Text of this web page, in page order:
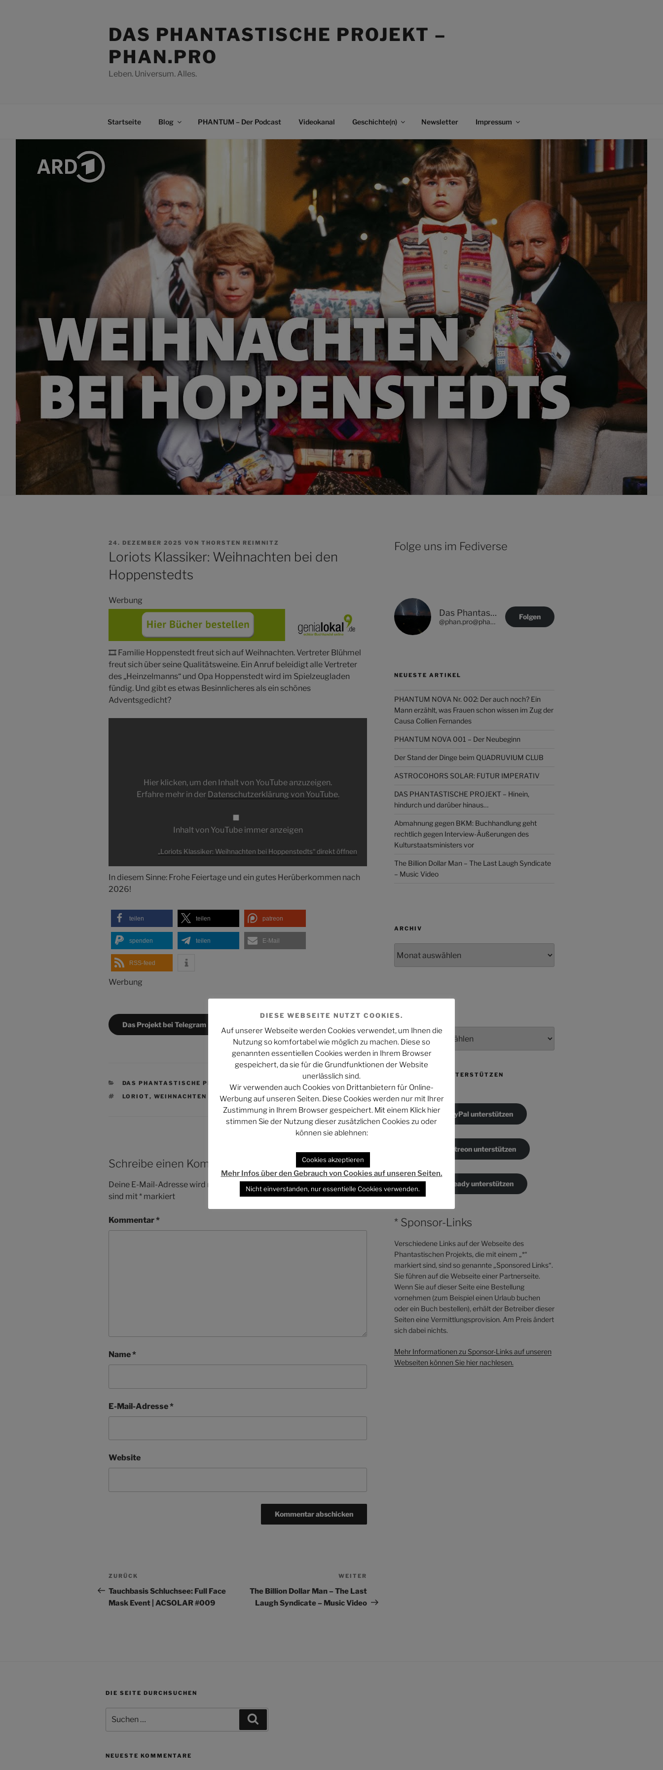
DAS PHANTASTISCHE PROJEKT –
PHAN.PRO
Leben. Universum. Alles.
Startseite Blog PHANTUM – Der Podcast Videokanal Geschichte(n) Newsletter Impressum
VERÖFFENTLICHT
AM
24. DEZEMBER 2025 VON THORSTEN REIMNITZ
Loriots Klassiker: Weihnachten bei den
Hoppenstedts
Werbung
🎞️ Familie Hoppenstedt freut sich auf Weihnachten. Vertreter Blühmel
freut sich über seine Qualitätsweine. Ein Anruf beleidigt alle Vertreter
des „Heinzelmanns“ und Opa Hoppenstedt wird im Spielzeugladen
fündig. Und gibt es etwas Besinnlicheres als ein schönes
Adventsgedicht?
YouTube
Hier klicken, um den Inhalt von YouTube anzuzeigen.
Erfahre mehr in der Datenschutzerklärung von YouTube.
Inhalt von YouTube immer anzeigen
„Loriots Klassiker: Weihnachten bei Hoppenstedts“ direkt öffnen
In diesem Sinne: Frohe Feiertage und ein gutes Herüberkommen nach
2026!
teilen teilen patreon
spenden teilen E-Mail
RSS-feed
Werbung
Das Projekt bei Telegram
KATEGORIEN
DAS PHANTASTISCHE PROJEKT
SCHLAGWÖRTER
LORIOT, WEIHNACHTEN
Schreibe einen Kommentar
Deine E-Mail-Adresse wird nicht veröffentlicht.Erforderliche Felder
sind mit* markiert
Kommentar*
Name*
E-Mail-Adresse*
Website
Beitragsnavigation
Vorheriger
Beitrag
ZURÜCK
Tauchbasis Schluchsee: Full Face
Mask Event | ACSOLAR #009
Beitrag
WEITER
The Billion Dollar Man – The Last
Laugh Syndicate – Music Video
Folge uns im Fediverse
Das Phantastische Projekt - PHAN.PRO
@phan.pro@phan.pro
Folgen
NEUESTE ARTIKEL
PHANTUM NOVA Nr. 002: Der auch noch? Ein
Mann erzählt, was Frauen schon wissen im Zug der
Causa Collien Fernandes
PHANTUM NOVA 001 – Der Neubeginn
Der Stand der Dinge beim QUADRUVIUM CLUB
ASTROCOHORS SOLAR: FUTUR IMPERATIV
DAS PHANTASTISCHE PROJEKT – Hinein,
hindurch und darüber hinaus…
Abmahnung gegen BKM: Buchhandlung geht
rechtlich gegen Interview-Äußerungen des
Kulturstaatsministers vor
The Billion Dollar Man – The Last Laugh Syndicate
– Music Video
ARCHIV
KATEGORIEN
Kategorien
DAS PROJEKT UNTERSTÜTZEN
Projekt via PayPal unterstützen
Projekt via Patreon unterstützen
Projekt via Steady unterstützen
* Sponsor-Links
Verschiedene Links auf der Webseite des
Phantastischen Projekts, die mit einem „*“
markiert sind, sind so genannte „Sponsored Links“.
Sie führen auf die Webseite einer Partnerseite.
Wenn Sie auf dieser Seite eine Bestellung
vornehmen (zum Beispiel einen Urlaub buchen
oder ein Buch bestellen), erhält der Betreiber dieser
Seiten eine Vermittlungsprovision. Am Preis ändert
sich dabei nichts.
Mehr Informationen zu Sponsor-Links auf unseren
Webseiten können Sie hier nachlesen.
DIE SEITE DURCHSUCHEN
nach:
NEUESTE KOMMENTARE
DIESE WEBSEITE NUTZT COOKIES.
Auf unserer Webseite werden Cookies verwendet, um Ihnen die
Nutzung so komfortabel wie möglich zu machen. Diese so
genannten essentiellen Cookies werden in Ihrem Browser
gespeichert, da sie für die Grundfunktionen der Website
unerlässlich sind.
Wir verwenden auch Cookies von Drittanbietern für Online-
Werbung auf unseren Seiten. Diese Cookies werden nur mit Ihrer
Zustimmung in Ihrem Browser gespeichert. Mit einem Klick hier
stimmen Sie der Nutzung dieser zusätzlichen Cookies zu oder
können sie ablehnen:
Cookies akzeptieren
Mehr Infos über den Gebrauch von Cookies auf unseren Seiten.
Nicht einverstanden, nur essentielle Cookies verwenden.